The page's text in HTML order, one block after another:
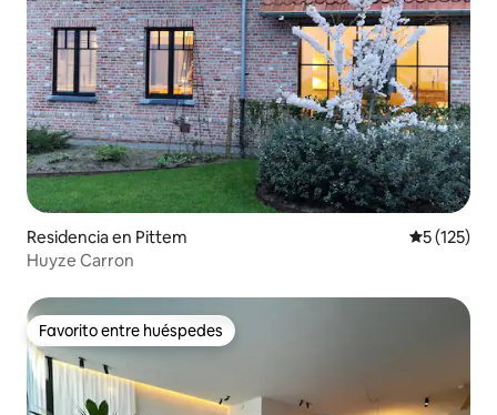
Residencia en Pittem
5 (125)
Huyze Carron
Favorito entre huéspedes
Favorito entre huéspedes